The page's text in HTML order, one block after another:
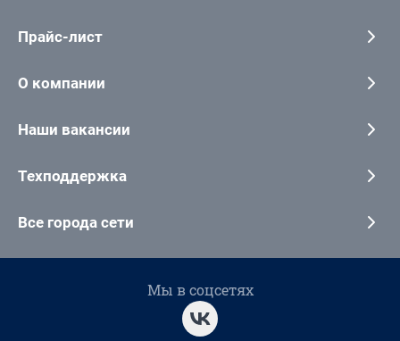
Прайс-лист
О компании
Наши вакансии
Техподдержка
Все города сети
Мы в соцсетях